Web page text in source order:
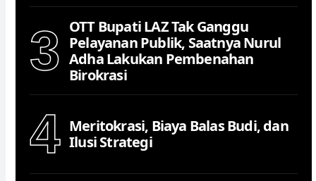
3
OTT Bupati LAZ Tak Ganggu
Pelayanan Publik, Saatnya Nurul
Adha Lakukan Pembenahan
Birokrasi
4
Meritokrasi, Biaya Balas Budi, dan
Ilusi Strategi